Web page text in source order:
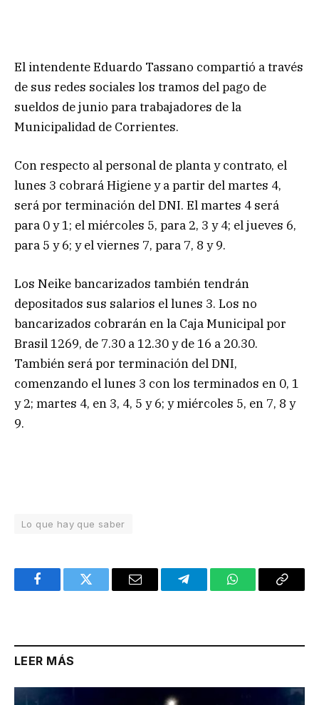
El intendente Eduardo Tassano compartió a través
de sus redes sociales los tramos del pago de
sueldos de junio para trabajadores de la
Municipalidad de Corrientes.
Con respecto al personal de planta y contrato, el
lunes 3 cobrará Higiene y a partir del martes 4,
será por terminación del DNI. El martes 4 será
para 0 y 1; el miércoles 5, para 2, 3 y 4; el jueves 6,
para 5 y 6; y el viernes 7, para 7, 8 y 9.
Los Neike bancarizados también tendrán
depositados sus salarios el lunes 3. Los no
bancarizados cobrarán en la Caja Municipal por
Brasil 1269, de 7.30 a 12.30 y de 16 a 20.30.
También será por terminación del DNI,
comenzando el lunes 3 con los terminados en 0, 1
y 2; martes 4, en 3, 4, 5 y 6; y miércoles 5, en 7, 8 y
9.
Lo que hay que saber
FacebookTwitter Email TelegramWhatsAppCopy
LEER MÁS